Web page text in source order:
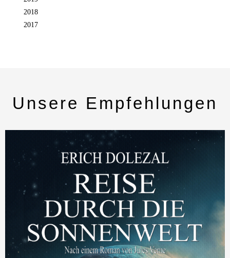
2018
2017
Unsere Empfehlungen